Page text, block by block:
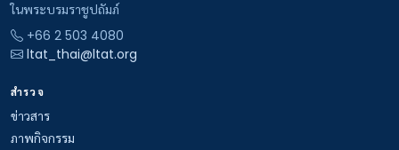
ในพระบรมราชูปถัมภ์
+66 2 503 4080
ltat_thai@ltat.org
สำรวจ
ข่าวสาร
ภาพกิจกรรม